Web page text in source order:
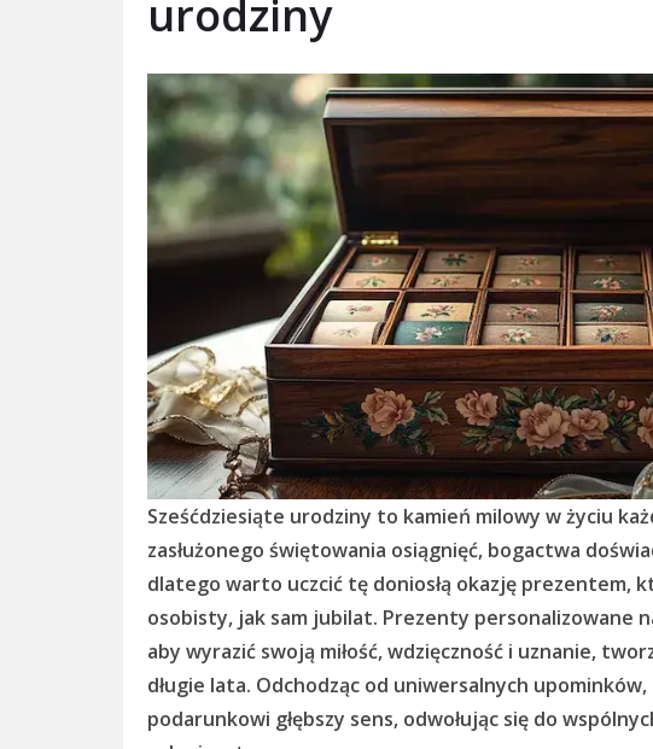
urodziny
Sześćdziesiąte urodziny to kamień milowy w życiu
zasłużonego świętowania osiągnięć, bogactwa
dlatego warto uczcić tę doniosłą okazję prezentem,
osobisty, jak sam jubilat. Prezenty personalizowane
aby wyrazić swoją miłość, wdzięczność i uznanie,
długie lata. Odchodząc od uniwersalnych
podarunkowi głębszy sens, odwołując się do